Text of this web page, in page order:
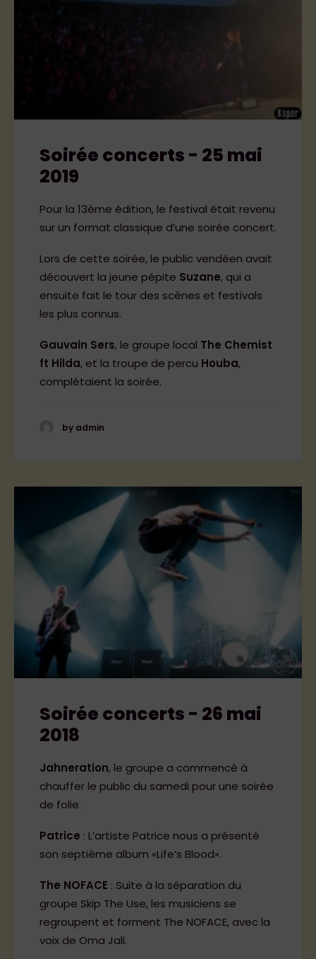
Soirée concerts - 25 mai
2019
Pour la 13ème édition, le festival était revenu
sur un format classique d’une soirée concert.
Lors de cette soirée, le public vendéen avait
découvert la jeune pépite Suzane, qui a
ensuite fait le tour des scènes et festivals
les plus connus.
Gauvain Sers, le groupe local The Chemist
ft Hilda, et la troupe de percu Houba,
complétaient la soirée.
by admin
Soirée concerts - 26 mai
2018
Jahneration, le groupe a commencé à
chauffer le public du samedi pour une soirée
de folie.
Patrice : L’artiste Patrice nous a présenté
son septième album «Life’s Blood».
The NOFACE : Suite à la séparation du
groupe Skip The Use, les musiciens se
regroupent et forment The NOFACE, avec la
voix de Oma Jali.